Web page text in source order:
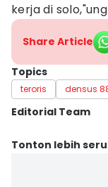
kerja di
Share Article
Topics
teroris densus
Editorial Team
Editor
Tonton lebih